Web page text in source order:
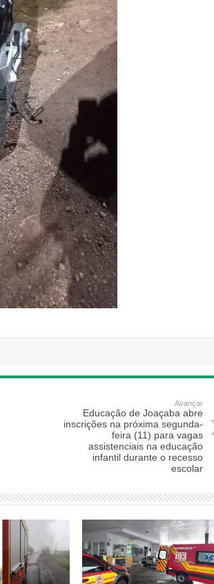
Avançar
Educação de Joaçaba abre
inscrições na próxima segunda-
feira (11) para vagas
assistenciais na educação
infantil durante o recesso
escolar